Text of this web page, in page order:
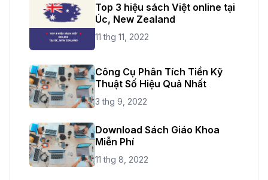
Top 3 hiệu sách Việt online tại
Úc, New Zealand
11 thg 11, 2022
Công Cụ Phân Tích Tiền Kỹ
Thuật Số Hiệu Quả Nhất
3 thg 9, 2022
Download Sách Giáo Khoa
Miễn Phí
11 thg 8, 2022